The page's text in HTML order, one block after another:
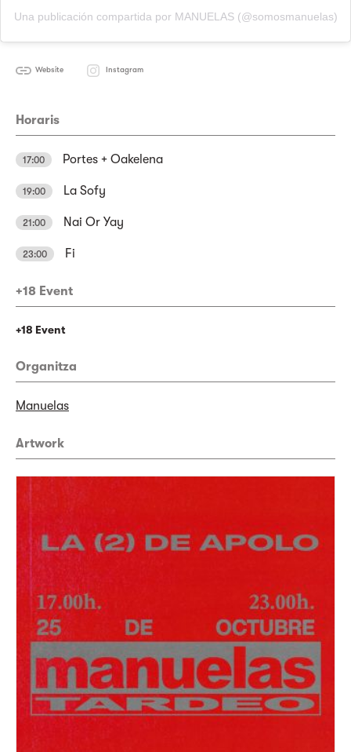
Una publicación compartida por MANUELAS (@somosmanuelas)
Website Instagram
Horaris
17:00 Portes + Oakelena
19:00 La Sofy
21:00 Nai Or Yay
23:00 Fi
+18 Event
+18 Event
Organitza
Manuelas
Artwork